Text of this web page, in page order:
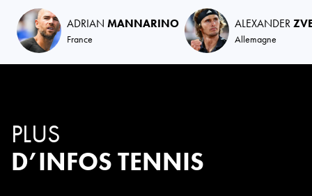
ADRIAN MANNARINO
France
ALEXANDER
Allemagne
PLUS
D’INFOS TENNIS